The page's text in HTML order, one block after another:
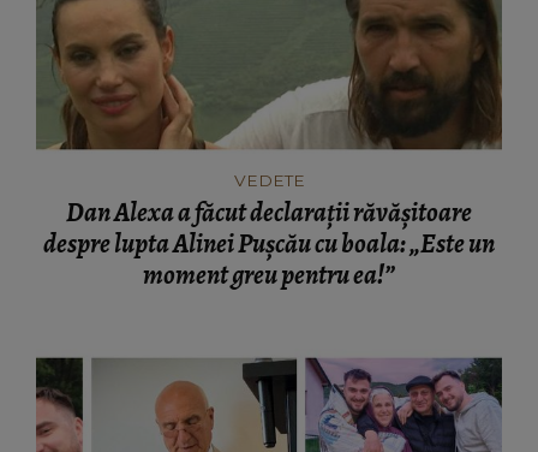
VEDETE
Dan Alexa a făcut declarații răvășitoare
despre lupta Alinei Pușcău cu boala: „Este un
moment greu pentru ea!”